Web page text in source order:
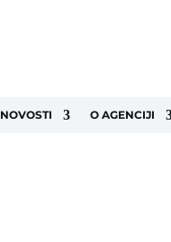
NOVOSTI O AGENCIJI